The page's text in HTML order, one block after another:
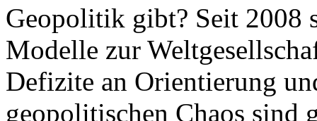
Geopolitik gibt? Seit 2008
Modelle zur
Defizite an Orientierung
geopolitischen Chaos sind